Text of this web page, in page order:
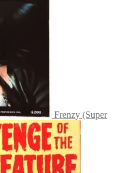
Frenzy (Super